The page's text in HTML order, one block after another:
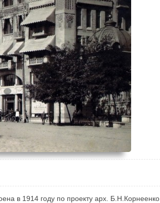
в 1914 году по проекту арх. Б.Н.Корнеенко.